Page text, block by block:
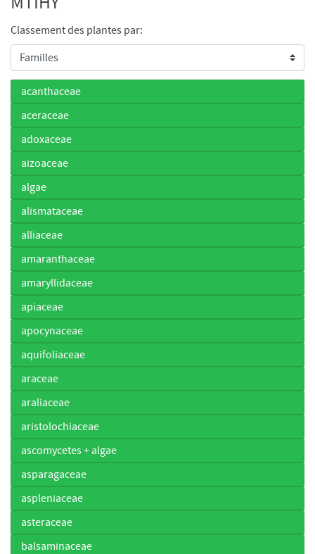
Classement des plantes par:
acanthaceae
aceraceae
adoxaceae
aizoaceae
algae
alismataceae
alliaceae
amaranthaceae
amaryllidaceae
apiaceae
apocynaceae
aquifoliaceae
araceae
araliaceae
aristolochiaceae
ascomycetes + algae
asparagaceae
aspleniaceae
asteraceae
balsaminaceae